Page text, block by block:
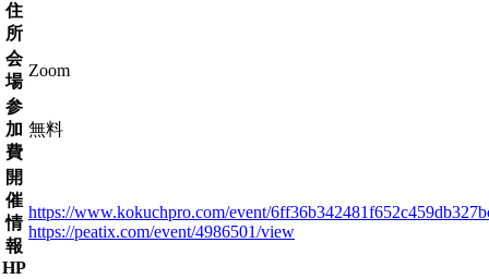
住
所
会
場
Zoom
参
加
費
無料
開
催
情
報
HP
https://www.kokuchpro.com/event/
https://peatix.com/event/4986501/view